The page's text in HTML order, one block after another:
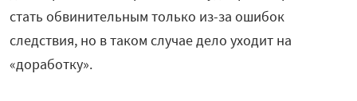
стать обвинительным только из-за ошибок
следствия, но в таком случае дело уходит на
«доработку».